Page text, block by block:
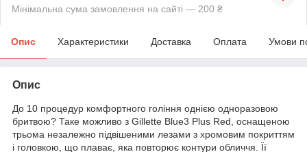
Мінімальна сума замовлення на сайті — 200 ₴
Опис Характеристики Доставка Оплата Умови
Опис
До 10 процедур комфортного гоління однією одноразовою
бритвою? Таке можливо з Gillette Blue3 Plus Red, оснащеною
трьома незалежно підвішеними лезами з хромовим покриттям
і головкою, що плаває, яка повторює контури обличчя. Її